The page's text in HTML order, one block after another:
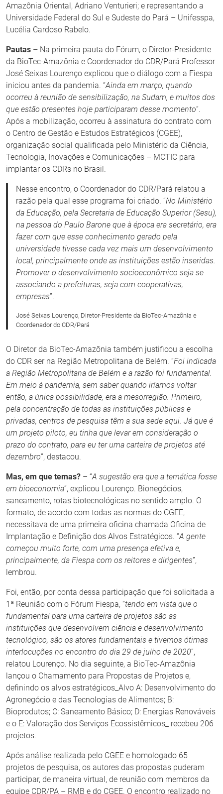
Amazônia Oriental, Adriano Venturieri; e representando a
Universidade Federal do Sul e Sudeste do Pará – Unifesspa,
Lucélia Cardoso Rabelo.
Pautas – Na primeira pauta do Fórum, o Diretor-Presidente
da BioTec-Amazônia e Coordenador do CDR/Pará Professor
José Seixas Lourenço explicou que o diálogo com a Fiespa
iniciou antes da pandemia. “Ainda em março, quando
ocorreu à reunião de sensibilização, na Sudam, e muitos dos
que estão presentes hoje participaram desse momento”.
Após a mobilização, ocorreu à assinatura do contrato com
o Centro de Gestão e Estudos Estratégicos (CGEE),
organização social qualificada pelo Ministério da Ciência,
Tecnologia, Inovações e Comunicações – MCTIC para
implantar os CDRs no Brasil.
Nesse encontro, o Coordenador do CDR/Pará relatou a
razão pela qual esse programa foi criado. “No Ministério
da Educação, pela Secretaria de Educação Superior (Sesu),
na pessoa do Paulo Barone que à época era secretário, era
fazer com que esse conhecimento gerado pela
universidade tivesse cada vez mais um desenvolvimento
local, principalmente onde as instituições estão inseridas.
Promover o desenvolvimento socioeconômico seja se
associando a prefeituras, seja com cooperativas,
empresas”.
José Seixas Lourenço, Diretor-Presidente da BioTec-Amazônia e
Coordenador do CDR/Pará
O Diretor da BioTec-Amazônia também justificou a escolha
do CDR ser na Região Metropolitana de Belém. “Foi indicada
a Região Metropolitana de Belém e a razão foi fundamental.
Em meio à pandemia, sem saber quando iríamos voltar
então, a única possibilidade, era a mesorregião. Primeiro,
pela concentração de todas as instituições públicas e
privadas, centros de pesquisa têm a sua sede aqui. Já que é
um projeto piloto, eu tinha que levar em consideração o
prazo do contrato, para eu ter uma carteira de projetos até
dezembro”, destacou.
Mas, em que temas? – “A sugestão era que a temática fosse
em bioeconomia”, explicou Lourenço. Bionegócios,
saneamento, rotas biotecnológicas no sentido amplo. O
formato, de acordo com todas as normas do CGEE,
necessitava de uma primeira oficina chamada Oficina de
Implantação e Definição dos Alvos Estratégicos. “A gente
começou muito forte, com uma presença efetiva e,
principalmente, da Fiespa com os reitores e dirigentes”,
lembrou.
Foi, então, por conta dessa participação que foi solicitada a
1ª Reunião com o Fórum Fiespa, “tendo em vista que o
fundamental para uma carteira de projetos são as
instituições que desenvolvem ciência e desenvolvimento
tecnológico, são os atores fundamentais e tivemos ótimas
interlocuções no encontro do dia 29 de julho de 2020”,
relatou Lourenço. No dia seguinte, a BioTec-Amazônia
lançou o Chamamento para Propostas de Projetos e,
definindo os alvos estratégicos_Alvo A: Desenvolvimento do
Agronegócio e das Tecnologias de Alimentos; B:
Bioprodutos; C: Saneamento Básico; D: Energias Renováveis
e o E: Valoração dos Serviços Ecossistêmicos_ recebeu 206
projetos.
Após análise realizada pelo CGEE e homologado 65
projetos de pesquisa, os autores das propostas puderam
participar, de maneira virtual, de reunião com membros da
equipe CDR/PA – RMB e do CGEE. O encontro realizado no